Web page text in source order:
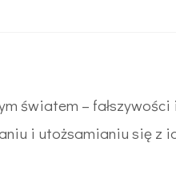
światem –
i utożsamianiu się z